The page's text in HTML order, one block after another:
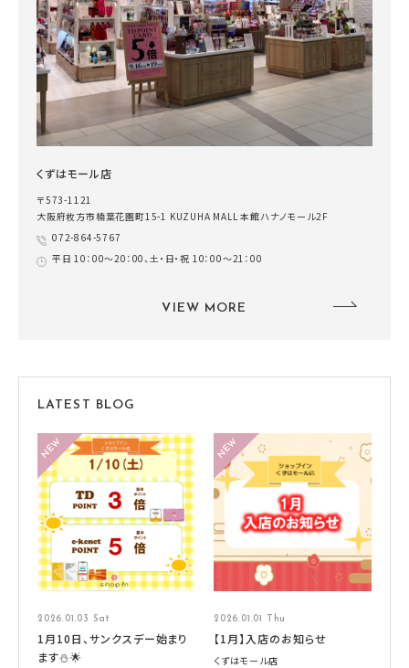
くずはモール店
〒573-1121
大阪府枚方市楠葉花園町15-1 KUZUHA MALL 本館ハナノモール2F
072-864-5767
平日 10：00～20：00、土・日・祝 10：00～21：00
VIEW MORE
LATEST BLOG
2026.01.03 Sat
1月10日、サンクスデー始まり
ます⛄🌟
2026.01.01 Thu
【1月】入店のお知らせ
くずはモール店